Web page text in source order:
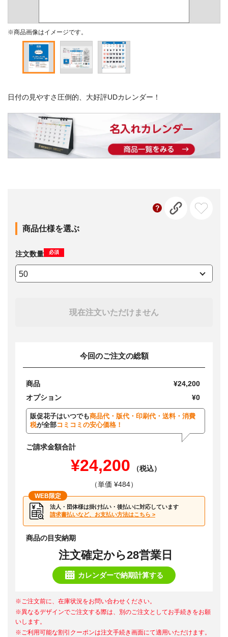
※商品画像はイメージです。
日付の見やすさ圧倒的、大好評UDカレンダー！
商品仕様を選ぶ
注文数量 必須
現在注文いただけません
今回のご注文の総額
商品
¥24,200
オプション
¥0
販促花子はいつでも商品代・版代・印刷代・送料・消費
税が全部コミコミの安心価格！
ご請求金額合計
¥24,200
（税込）
（単価 ¥484）
WEB限定
法人・団体様は掛け払い・後払いに対応しています
請求書払いなど、お支払い方法はこちら >
商品の目安納期
注文確定から28営業日
カレンダーで納期計算する
※ご注文前に、在庫状況をお問い合わせください。
※異なるデザインでご注文する際は、別のご注文としてお手続きをお願
いします。
※ご利用可能な割引クーポンは注文手続き画面にて適用いただけます。